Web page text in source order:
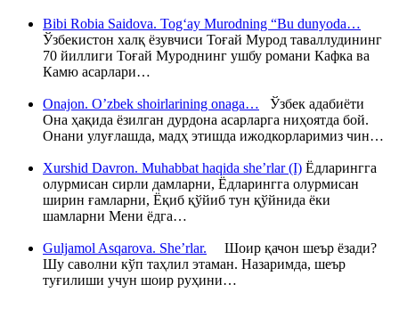
Bibi Robia Saidova. Tog‘ay Murodning “Bu dunyoda…
Ўзбекистон халқ ёзувчиси Тоғай Мурод таваллудининг
70 йиллиги Тоғай Муроднинг ушбу романи Кафка ва
Камю асарлари…
Onajon. O’zbek shoirlarining onaga… Ўзбек адабиёти
Она ҳақида ёзилган дурдона асарларга ниҳоятда бой.
Онани улуғлашда, мадҳ этишда ижодкорларимиз чин…
Xurshid Davron. Muhabbat haqida she’rlar (I) Ёдларингга
олурмисан сирли дамларни, Ёдларингга олурмисан
ширин ғамларни, Ёқиб қўйиб тун қўйнида ёки
шамларни Мени ёдга…
Guljamol Asqarova. She’rlar. Шоир қачон шеър ёзади?
Шу саволни кўп таҳлил этаман. Назаримда, шеър
туғилиши учун шоир руҳини…